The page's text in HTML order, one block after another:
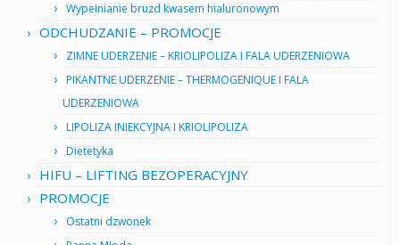
Wypełnianie bruzd kwasem hialuronowym
ODCHUDZANIE – PROMOCJE
ZIMNE UDERZENIE – KRIOLIPOLIZA I FALA UDERZENIOWA
PIKANTNE UDERZENIE – THERMOGENIQUE I FALA
UDERZENIOWA
LIPOLIZA INIEKCYJNA I KRIOLIPOLIZA
Dietetyka
HIFU – LIFTING BEZOPERACYJNY
PROMOCJE
Ostatni dzwonek